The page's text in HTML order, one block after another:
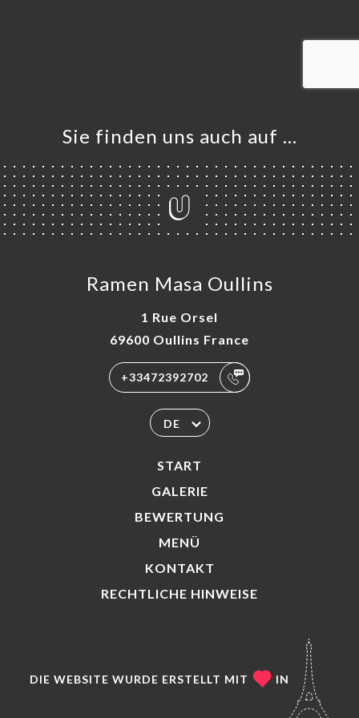
Sie finden uns auch auf …
Ramen Masa Oullins
1 Rue Orsel
69600 Oullins France
+33472392702
DE
START
GALERIE
BEWERTUNG
MENÜ
KONTAKT
RECHTLICHE HINWEISE
DIE WEBSITE WURDE ERSTELLT MIT IN